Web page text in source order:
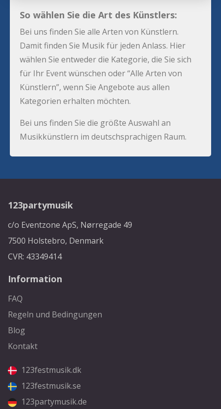
So wählen Sie die Art des Künstlers:
Bei uns finden Sie alle Arten von Künstlern.
Damit finden Sie Musik für jeden Anlass. Hier
wählen Sie entweder die Kategorie, die Sie sich
für Ihr Event wünschen oder “Alle Arten von
Künstlern”, wenn Sie Angebote aus allen
Kategorien erhalten möchten.
Bei uns finden Sie die größte Auswahl an
Musikkünstlern im deutschsprachigen Raum.
123partymusik
c/o Eventzone ApS, Nørregade 49
7500 Holstebro, Denmark
CVR: 43349414
Information
FAQ
Regeln und Bedingungen
Blog
Kontakt
123festmusik.dk
123festmusik.se
123partymusik.de